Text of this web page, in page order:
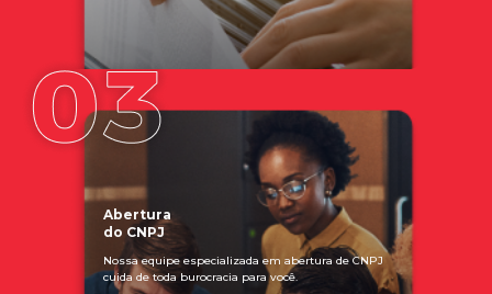
Abertura
do CNPJ
Nossa equipe especializada em abertura de CNPJ
cuida de toda burocracia para você.